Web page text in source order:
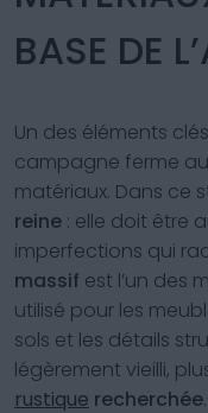
BASE DE
Un des éléments
campagne ferme
matériaux. Dans ce
reine : elle doit être
imperfections qui
massif est l’un des
utilisé pour les
sols et les détails
légèrement vieilli,
rustique recherchée.